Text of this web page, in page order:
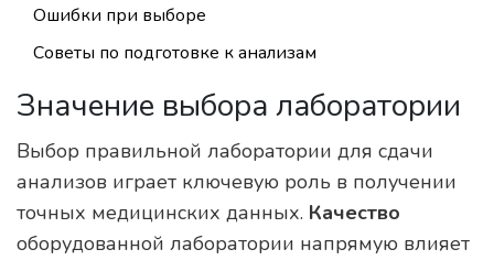
Ошибки при выборе
Советы по подготовке к анализам
Значение выбора лаборатории
Выбор правильной лаборатории для сдачи
анализов играет ключевую роль в получении
точных медицинских данных. Качество
оборудованной лаборатории напрямую влияет